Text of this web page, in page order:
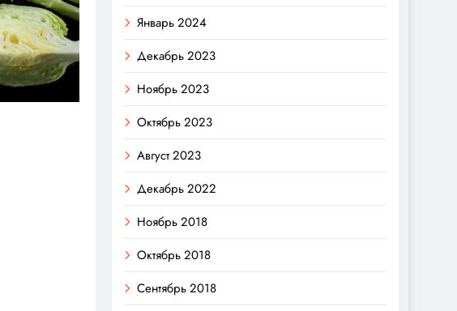
Январь 2024
Декабрь 2023
Ноябрь 2023
Октябрь 2023
Август 2023
Декабрь 2022
Ноябрь 2018
Октябрь 2018
Сентябрь 2018